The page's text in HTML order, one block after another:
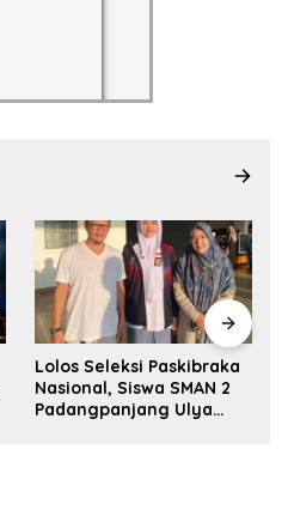
Lolos Seleksi Paskibraka
Nasional, Siswa SMAN 2
Padangpanjang Ulya